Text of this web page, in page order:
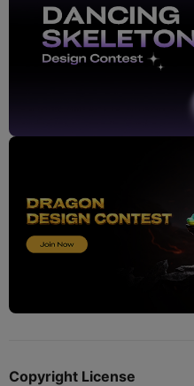
Copyright License